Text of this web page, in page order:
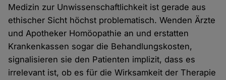
Medizin zur Unwissenschaftlichkeit ist gerade aus
ethischer Sicht höchst problematisch. Wenden Ärzte
und Apotheker Homöopathie an und erstatten
Krankenkassen sogar die Behandlungskosten,
signalisieren sie den Patienten implizit, dass es
irrelevant ist, ob es für die Wirksamkeit der Therapie